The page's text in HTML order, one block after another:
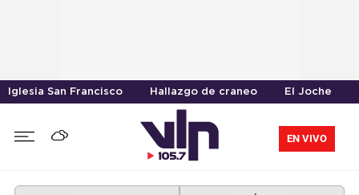
Iglesia San Francisco Hallazgo de craneo El Joche
EN VIVO